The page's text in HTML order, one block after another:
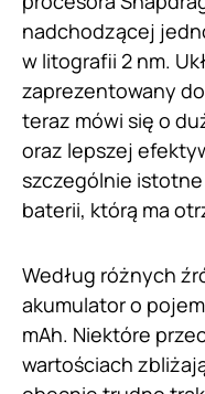
nadchodzącej
w litografii 2 nm.
zaprezentowany
teraz mówi się o
oraz lepszej
szczególnie
baterii, którą ma
Według różnych
akumulator o
mAh. Niektóre
wartościach